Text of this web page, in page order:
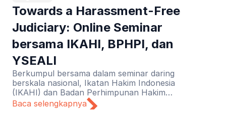
Towards a Harassment-Free
Judiciary: Online Seminar
bersama IKAHI, BPHPI, dan
YSEALI
Berkumpul bersama dalam seminar daring
berskala nasional, Ikatan Hakim Indonesia
(IKAHI) dan Badan Perhimpunan Hakim
Perempuan Indonesia (BPHPI) didukung
oleh YSEALI mendiskusikan tajuk “Towards
Baca selengkapnya